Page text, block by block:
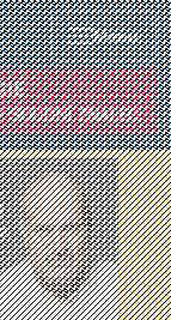
Menu